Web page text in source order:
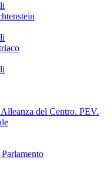
del Centro. PEV.